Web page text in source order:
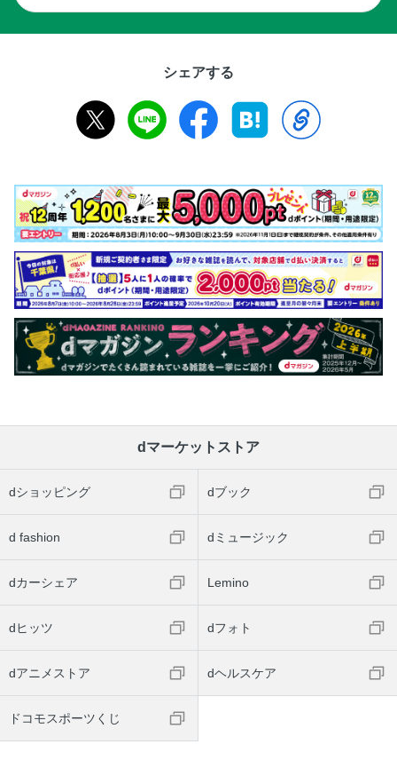
シェアする
dマーケットストア
dショッピング dブック
d fashion dミュージック
dカーシェア Lemino
dヒッツ dフォト
dアニメストア dヘルスケア
ドコモスポーツくじ